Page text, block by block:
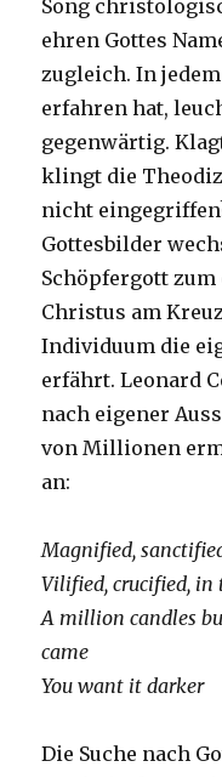
Song
ehren Gottes
zugleich. In
erfahren hat,
gegenwärtig.
klingt die
nicht
Gottesbilder
Schöpfergott
Christus am
Individuum die
erfährt. Leonard
nach eigener
von Millionen
an:
Magnified,
Vilified, crucified, in
A million candles
came
You want it darker
Die Suche nach